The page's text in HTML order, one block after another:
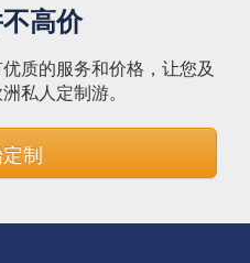
高价
质的服务和价格，让您及
私人定制游。
制